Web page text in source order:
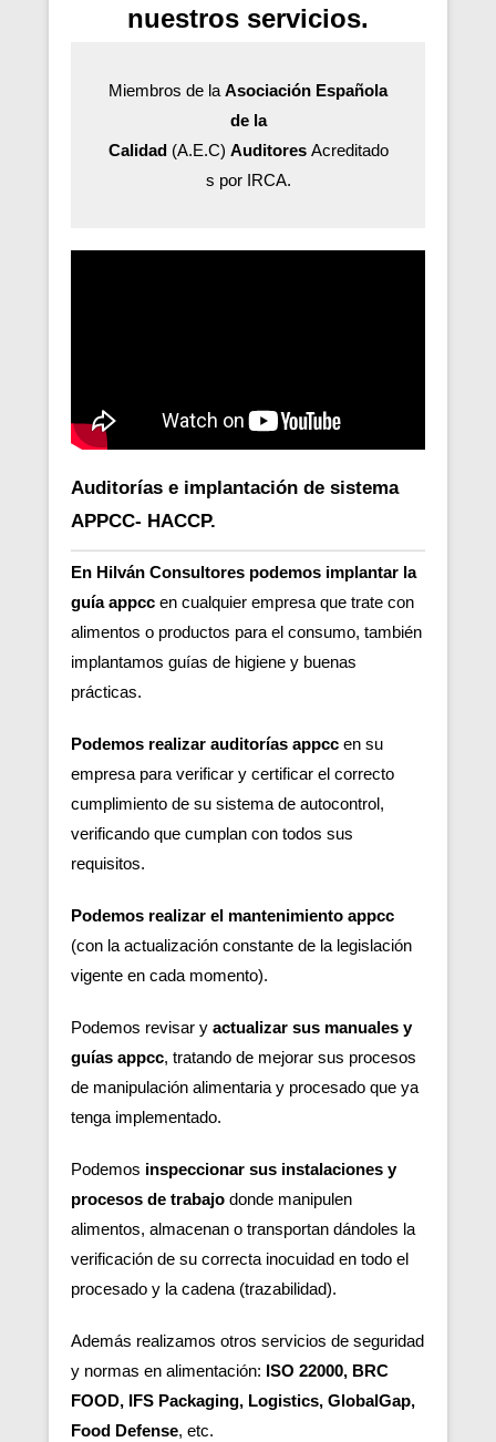
nuestros servicios.
Miembros de la Asociación Española
de la
Calidad(A.E.C) AuditoresAcreditado
s por IRCA.
Auditorías e implantación de sistema
APPCC- HACCP.
En Hilván Consultores podemos implantar la
guía appcc en cualquier empresa que trate con
alimentos o productos para el consumo, también
implantamos guías de higiene y buenas
prácticas.
Podemos realizar auditorías appcc en su
empresa para verificar y certificar el correcto
cumplimiento de su sistema de autocontrol,
verificando que cumplan con todos sus
requisitos.
Podemos realizar el mantenimiento appcc
(con la actualización constante de la legislación
vigente en cada momento).
Podemos revisar y actualizar sus manuales y
guías appcc, tratando de mejorar sus procesos
de manipulación alimentaria y procesado que ya
tenga implementado.
Podemos inspeccionar sus instalaciones y
procesos de trabajo donde manipulen
alimentos, almacenan o transportan dándoles la
verificación de su correcta inocuidad en todo el
procesado y la cadena (trazabilidad).
Además realizamos otros servicios de seguridad
y normas en alimentación: ISO 22000, BRC
FOOD, IFS Packaging, Logistics, GlobalGap,
Food Defense, etc.